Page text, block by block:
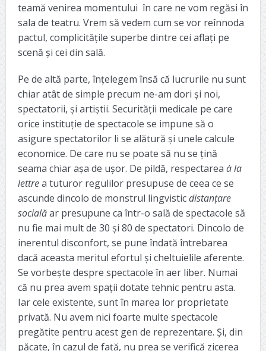
teamă venirea momentului în care ne vom regăsi în
sala de teatru. Vrem să vedem cum se vor reînnoda
pactul, complicitățile superbe dintre cei aflați pe
scenă și cei din sală.
Pe de altă parte, înțelegem însă că lucrurile nu sunt
chiar atât de simple precum ne-am dori și noi,
spectatorii, și artiștii. Securității medicale pe care
orice instituție de spectacole se impune să o
asigure spectatorilor li se alătură și unele calcule
economice. De care nu se poate să nu se țină
seama chiar așa de ușor. De pildă, respectarea à la
lettrea tuturor regulilor presupuse de ceea ce se
ascunde dincolo de monstrul lingvisticdistanțare
socialăar presupune ca într-o sală de spectacole să
nu fie mai mult de 30 și 80 de spectatori. Dincolo de
inerentul disconfort, se pune îndată întrebarea
dacă aceasta meritul efortul și cheltuielile aferente.
Se vorbește despre spectacole în aer liber. Numai
că nu prea avem spații dotate tehnic pentru asta.
Iar cele existente, sunt în marea lor proprietate
privată. Nu avem nici foarte multe spectacole
pregătite pentru acest gen de reprezentare. Și, din
păcate, în cazul de față, nu prea se verifică zicerea